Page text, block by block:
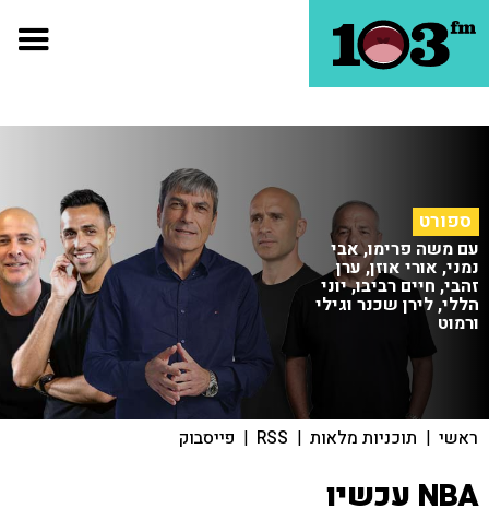
ספורט
עם משה פרימו, אבי
נמני, אורי אוזן, ערן
זהבי, חיים רביבו, יוני
הללי, לירן שכנר וגילי
ורמוט
ראשי | תוכניות מלאות |
RSS
| פייסבוק
NBA עכשיו